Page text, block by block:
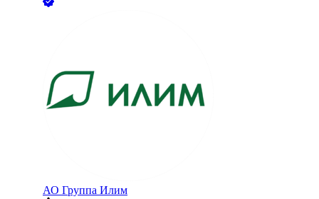
АО Группа Илим